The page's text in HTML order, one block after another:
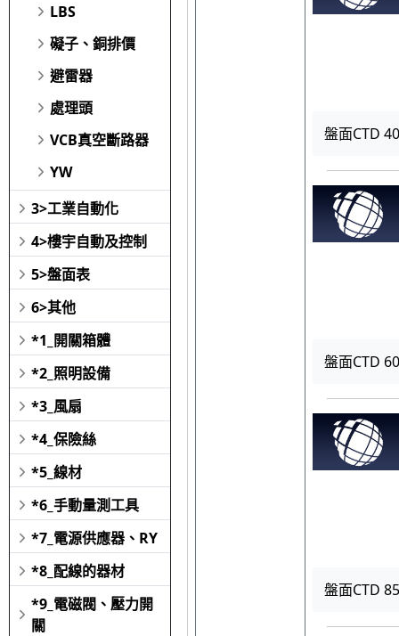
LBS
礙子、銅排價
避雷器
處理頭
VCB真空斷路器
YW
3>工業自動化
4>樓宇自動及控制
5>盤面表
6>其他
*1_開關箱體
*2_照明設備
*3_風扇
*4_保險絲
*5_線材
*6_手動量測工具
*7_電源供應器、RY
*8_配線的器材
*9_電磁閥、壓力開
關
盤面CTD
盤面CTD
盤面CTD